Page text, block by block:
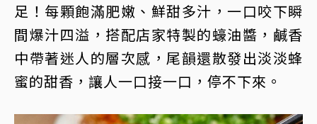
足！每顆飽滿肥嫩、鮮甜多汁，一口咬下瞬
間爆汁四溢，搭配店家特製的蠔油醬，鹹香
中帶著迷人的層次感，尾韻還散發出淡淡蜂
蜜的甜香，讓人一口接一口，停不下來。